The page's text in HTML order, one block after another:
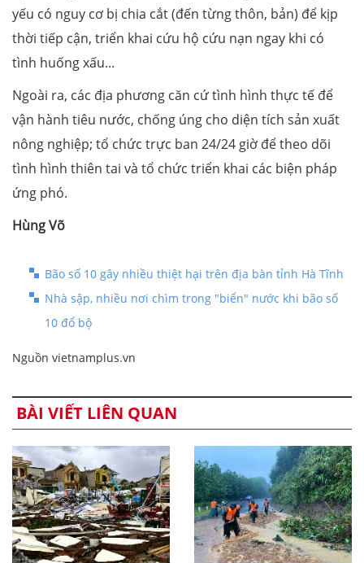
yếu có nguy cơ bị chia cắt (đến từng thôn, bản) để kịp
thời tiếp cận, triển khai cứu hộ cứu nạn ngay khi có
tình huống xấu...
Ngoài ra, các địa phương căn cứ tình hình thực tế để
vận hành tiêu nước, chống úng cho diện tích sản xuất
nông nghiệp; tổ chức trực ban 24/24 giờ để theo dõi
tình hình thiên tai và tổ chức triển khai các biện pháp
ứng phó.
Hùng Võ
Bão số 10 gây nhiều thiệt hại trên địa bàn tỉnh Hà Tĩnh
Nhà sập, nhiều nơi chìm trong "biển" nước khi bão số
10 đổ bộ
Nguồn vietnamplus.vn
BÀI VIẾT LIÊN QUAN